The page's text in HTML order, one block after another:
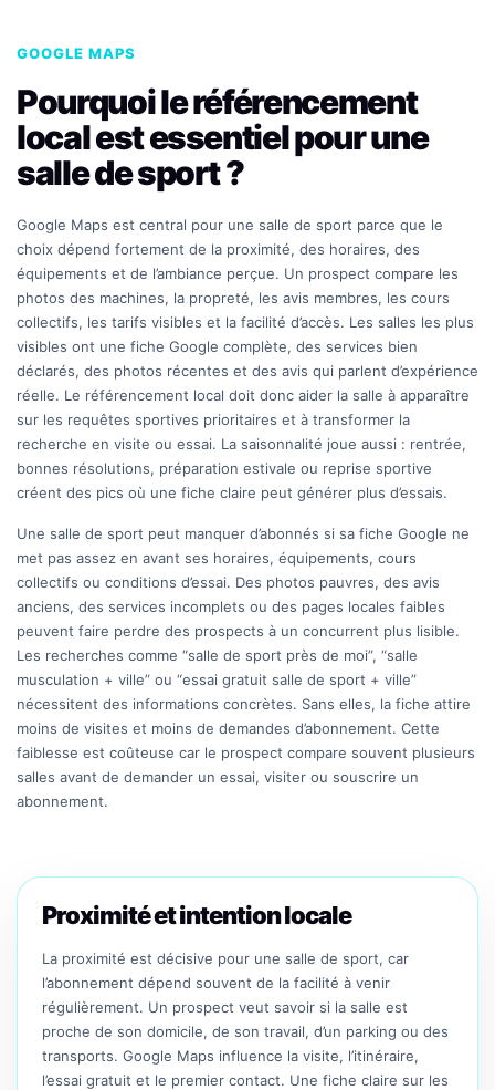
GOOGLE MAPS
Pourquoi le référencement
local est essentiel pour une
salle de sport ?
Google Maps est central pour une salle de sport parce que le
choix dépend fortement de la proximité, des horaires, des
équipements et de l’ambiance perçue. Un prospect compare les
photos des machines, la propreté, les avis membres, les cours
collectifs, les tarifs visibles et la facilité d’accès. Les salles les plus
visibles ont une fiche Google complète, des services bien
déclarés, des photos récentes et des avis qui parlent d’expérience
réelle. Le référencement local doit donc aider la salle à apparaître
sur les requêtes sportives prioritaires et à transformer la
recherche en visite ou essai. La saisonnalité joue aussi : rentrée,
bonnes résolutions, préparation estivale ou reprise sportive
créent des pics où une fiche claire peut générer plus d’essais.
Une salle de sport peut manquer d’abonnés si sa fiche Google ne
met pas assez en avant ses horaires, équipements, cours
collectifs ou conditions d’essai. Des photos pauvres, des avis
anciens, des services incomplets ou des pages locales faibles
peuvent faire perdre des prospects à un concurrent plus lisible.
Les recherches comme “salle de sport près de moi”, “salle
musculation + ville” ou “essai gratuit salle de sport + ville”
nécessitent des informations concrètes. Sans elles, la fiche attire
moins de visites et moins de demandes d’abonnement. Cette
faiblesse est coûteuse car le prospect compare souvent plusieurs
salles avant de demander un essai, visiter ou souscrire un
abonnement.
Proximité et intention locale
La proximité est décisive pour une salle de sport, car
l’abonnement dépend souvent de la facilité à venir
régulièrement. Un prospect veut savoir si la salle est
proche de son domicile, de son travail, d’un parking ou des
transports. Google Maps influence la visite, l’itinéraire,
l’essai gratuit et le premier contact. Une fiche claire sur les